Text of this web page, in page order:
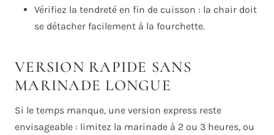
Vérifiez la tendreté en fin de cuisson : la chair doit
se détacher facilement à la fourchette.
VERSION RAPIDE SANS
MARINADE LONGUE
Si le temps manque, une version express reste
envisageable : limitez la marinade à 2 ou 3 heures, ou